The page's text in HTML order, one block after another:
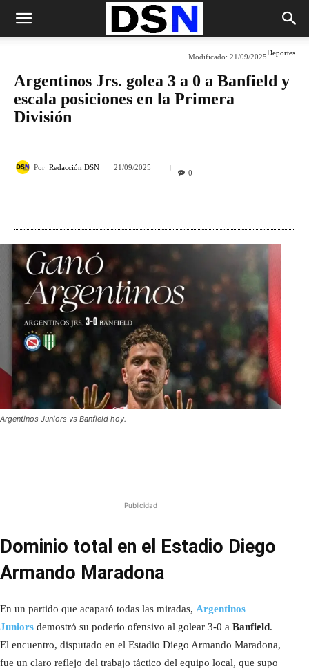
Deportes
Modificado: 21/09/2025
Argentinos Jrs. golea 3 a 0 a Banfield y
escala posiciones en la Primera
División
Por Redacción DSN 21/09/2025
0
Argentinos Juniors vs Banfield hoy.
Publicidad
Dominio total en el Estadio Diego
Armando Maradona
En un partido que acaparó todas las miradas, Argentinos
Juniors demostró su poderío ofensivo al golear 3-0 a Banfield.
El encuentro, disputado en el Estadio Diego Armando Maradona,
fue un claro reflejo del trabajo táctico del equipo local, que supo